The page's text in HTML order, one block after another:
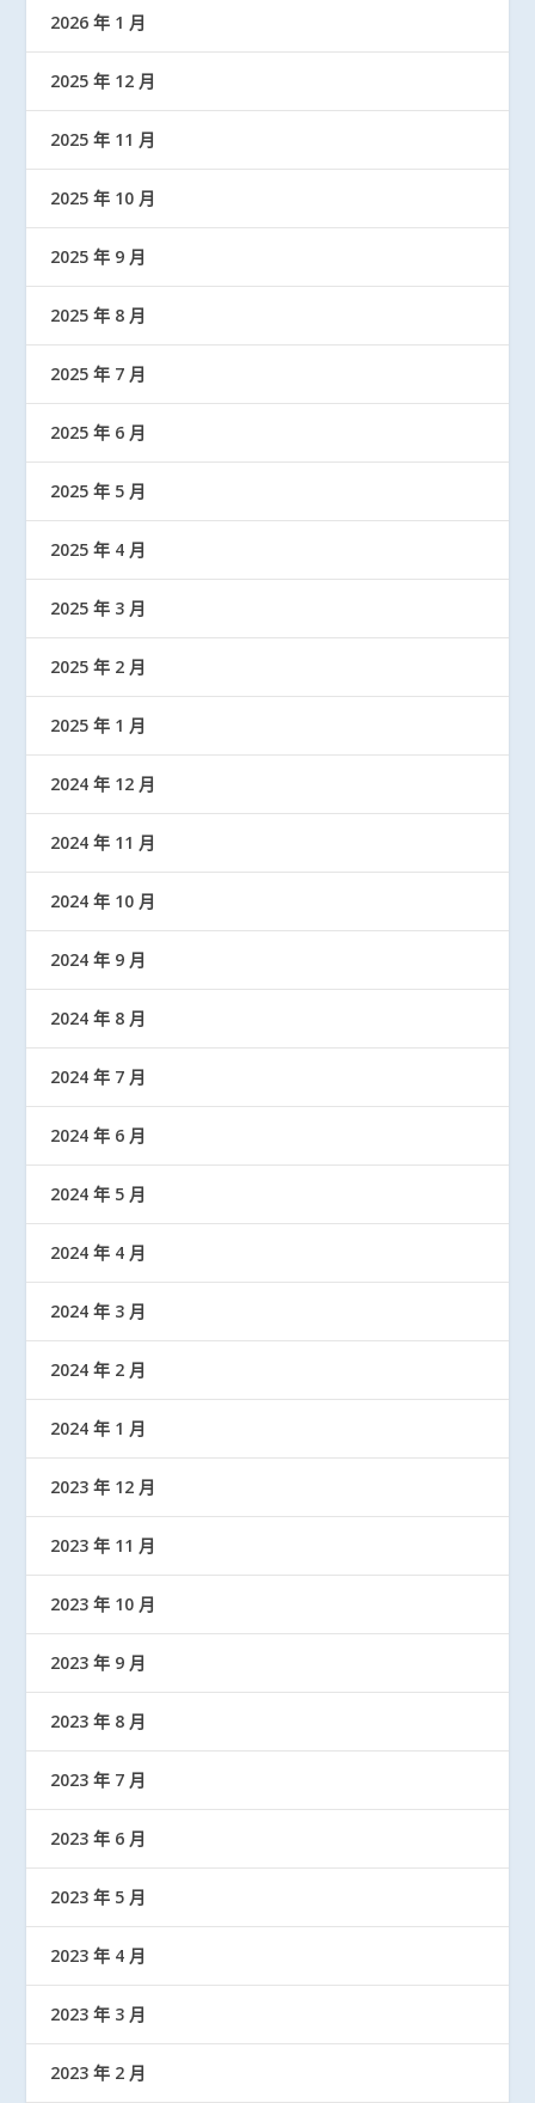
2026 年 1 月
2025 年 12 月
2025 年 11 月
2025 年 10 月
2025 年 9 月
2025 年 8 月
2025 年 7 月
2025 年 6 月
2025 年 5 月
2025 年 4 月
2025 年 3 月
2025 年 2 月
2025 年 1 月
2024 年 12 月
2024 年 11 月
2024 年 10 月
2024 年 9 月
2024 年 8 月
2024 年 7 月
2024 年 6 月
2024 年 5 月
2024 年 4 月
2024 年 3 月
2024 年 2 月
2024 年 1 月
2023 年 12 月
2023 年 11 月
2023 年 10 月
2023 年 9 月
2023 年 8 月
2023 年 7 月
2023 年 6 月
2023 年 5 月
2023 年 4 月
2023 年 3 月
2023 年 2 月